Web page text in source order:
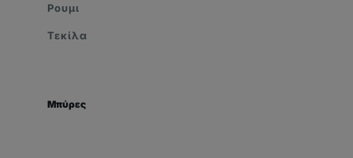
Ρουμι
Τεκίλα
Μπύρες